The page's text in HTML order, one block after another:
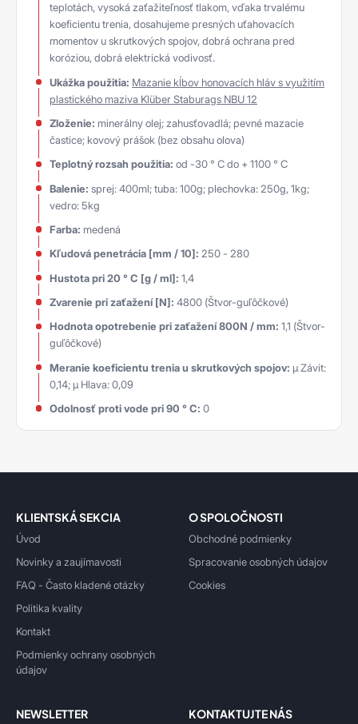
teplotách, vysoká zaťažiteľnosť tlakom, vďaka trvalému
koeficientu trenia, dosahujeme presných uťahovacích
momentov u skrutkových spojov, dobrá ochrana pred
koróziou, dobrá elektrická vodivosť.
Ukážka použitia: Mazanie kĺbov honovacích hláv s využitím
plastického maziva Klüber Staburags NBU 12
Zloženie: minerálny olej; zahusťovadlá; pevné mazacie
častice; kovový prášok (bez obsahu olova)
Teplotný rozsah použitia: od -30 ° C do + 1100 ° C
Balenie: sprej: 400ml; tuba: 100g; plechovka: 250g, 1kg;
vedro: 5kg
Farba: medená
Kľudová penetrácia [mm / 10]: 250 - 280
Hustota pri 20 ° C [g / ml]: 1,4
Zvarenie pri zaťažení [N]: 4800 (Štvor-guľôčkové)
Hodnota opotrebenie pri zaťažení 800N / mm: 1,1 (Štvor-
guľôčkové)
Meranie koeficientu trenia u skrutkových spojov: μ Závit:
0,14; μ Hlava: 0,09
Odolnosť proti vode pri 90 ° C: 0
KLIENTSKÁ SEKCIA
Úvod
Novinky a zaujímavosti
FAQ - Často kladené otázky
Politika kvality
Kontakt
Podmienky ochrany osobných
údajov
O SPOLOČNOSTI
Obchodné podmienky
Spracovanie osobných údajov
Cookies
NEWSLETTER KONTAKTUJTE NÁS